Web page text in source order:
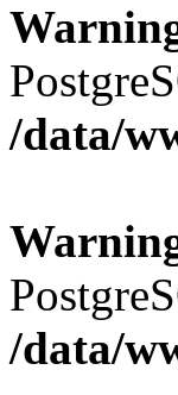
/data/
/data/